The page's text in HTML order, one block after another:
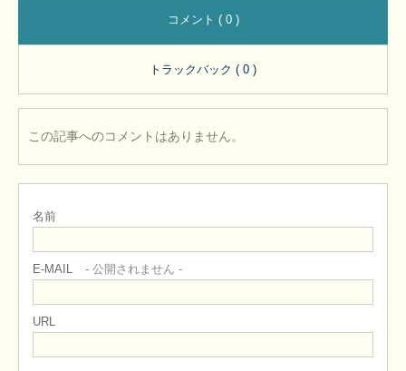
コメント ( 0 )
トラックバック ( 0 )
この記事へのコメントはありません。
名前
E-MAIL - 公開されません -
URL